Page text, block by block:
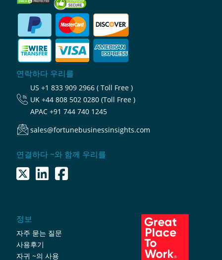
연락하다 우리를
US +1 833 909 2966 ( Toll Free )
UK +44 808 502 0280 (Toll Free )
APAC +91 744 740 1245
sales@fortunebusinessinsights.com
연결하다 ~와 함께 우리를
정보
자주 묻는 질문
사용후기
자귀 ~의 사용